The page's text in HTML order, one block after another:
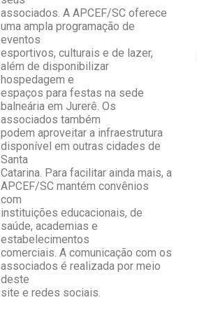
associados. A APCEF/SC oferece
uma ampla programação de
eventos
esportivos, culturais e de lazer,
além de disponibilizar
hospedagem e
espaços para festas na sede
balneária em Jurerê. Os
associados também
podem aproveitar a infraestrutura
disponível em outras cidades de
Santa
Catarina. Para facilitar ainda mais, a
APCEF/SC mantém convênios
com
instituições educacionais, de
saúde, academias e
estabelecimentos
comerciais. A comunicação com os
associados é realizada por meio
deste
site e redes sociais.